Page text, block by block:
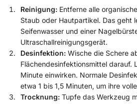
Reinigung: Entferne alle
Staub oder Hautpartikel. Das geht
Seifenwasser und einer
Ultraschallreinigungsgerät.
Desinfektion: Wische die Schere
Flächendesinfektionsmittel darauf.
Minute einwirken. Normale
etwa 1 bis 1,5 Minuten, um ihre
Trocknung: Tupfe das Werkzeug